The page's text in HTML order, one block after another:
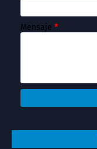
Mensaje *